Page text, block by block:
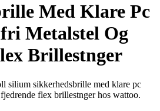
Med Klare Pc
Metalstel Og
Brillestnger
silium sikkerhedsbrille med klare pc
flex brillestnger hos wattoo.